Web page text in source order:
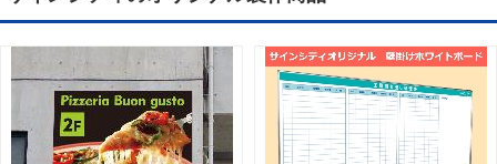
ライトパネル
Light Panel